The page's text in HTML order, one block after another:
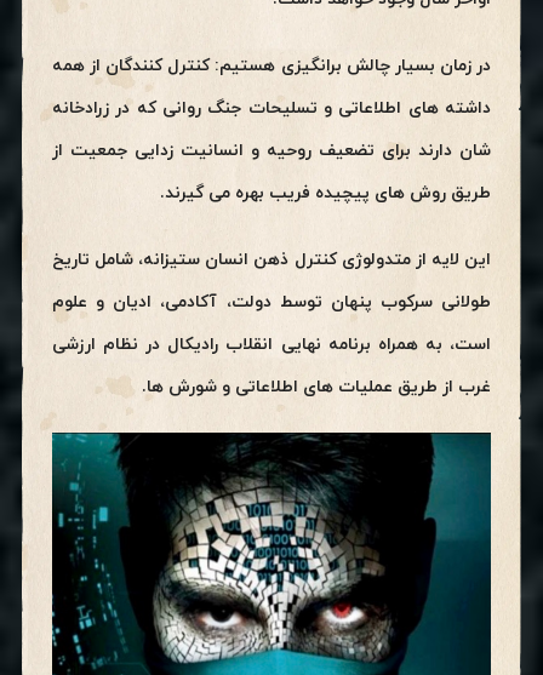
در زمان بسیار چالش برانگیزی هستیم: کنترل کنندگان از همه
داشته های اطلاعاتی و تسلیحات جنگ روانی که در زرادخانه
شان دارند برای تضعیف روحیه و انسانیت زدایی جمعیت از
طریق روش های پیچیده فریب بهره می گیرند.
این لایه از متدولوژی کنترل ذهن انسان ستیزانه، شامل تاریخ
طولانی سرکوب پنهان توسط دولت، آکادمی، ادیان و علوم
است، به همراه برنامه نهایی انقلاب رادیکال در نظام ارزشی
غرب از طریق عملیات های اطلاعاتی و شورش ها.